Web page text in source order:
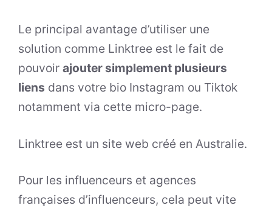
Le principal avantage d’utiliser une
solution comme Linktree est le fait de
pouvoir ajouter simplement plusieurs
liens dans votre bio Instagram ou Tiktok
notamment via cette micro-page.
Linktree est un site web créé en Australie.
Pour les influenceurs et agences
françaises d’influenceurs, cela peut vite